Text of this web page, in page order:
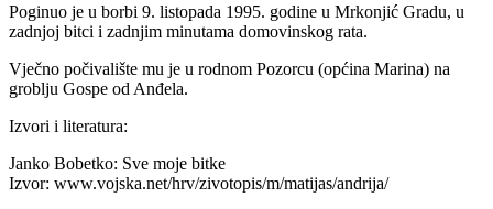
Poginuo je u borbi 9. listopada 1995. godine u Mrkonjić Gradu, u
zadnjoj bitci i zadnjim minutama domovinskog rata.
Vječno počivalište mu je u rodnom Pozorcu (općina Marina) na
groblju Gospe od Anđela.
Izvori i literatura:
Janko Bobetko: Sve moje bitke
Izvor: www.vojska.net/hrv/zivotopis/m/matijas/andrija/